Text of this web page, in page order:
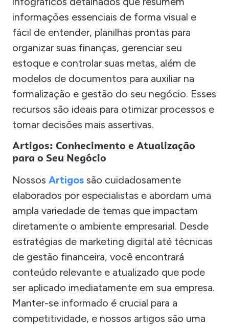
informações essenciais de forma visual e
fácil de entender, planilhas prontas para
organizar suas finanças, gerenciar seu
estoque e controlar suas metas, além de
modelos de documentos para auxiliar na
formalização e gestão do seu negócio. Esses
recursos são ideais para otimizar processos e
tomar decisões mais assertivas.
Artigos: Conhecimento e Atualização
para o Seu Negócio
Nossos Artigos são cuidadosamente
elaborados por especialistas e abordam uma
ampla variedade de temas que impactam
diretamente o ambiente empresarial. Desde
estratégias de marketing digital até técnicas
de gestão financeira, você encontrará
conteúdo relevante e atualizado que pode
ser aplicado imediatamente em sua empresa.
Manter-se informado é crucial para a
competitividade, e nossos artigos são uma